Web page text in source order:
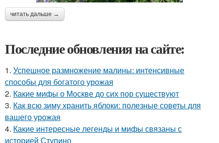
читать дальше →
Последние обновления на сайте:
1. Успешное размножение малины: интенсивные
способы для богатого урожая
2. Какие мифы о Москве до сих пор существуют
3. Как всю зиму хранить яблоки: полезные советы для
вашего урожая
4. Какие интересные легенды и мифы связаны с
историей Ступино